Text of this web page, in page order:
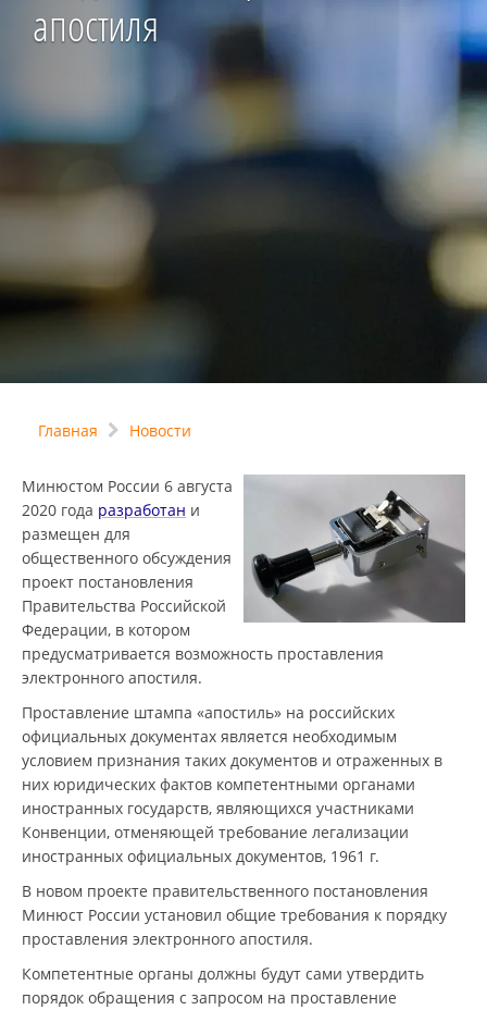
апостиля
Главная Новости
Минюстом России 6 августа
2020 года разработан и
размещен для
общественного обсуждения
проект постановления
Правительства Российской
Федерации, в котором
предусматривается возможность проставления
электронного апостиля.
Проставление штампа «апостиль» на российских
официальных документах является необходимым
условием признания таких документов и отраженных в
них юридических фактов компетентными органами
иностранных государств, являющихся участниками
Конвенции, отменяющей требование легализации
иностранных официальных документов, 1961 г.
В новом проекте правительственного постановления
Минюст России установил общие требования к порядку
проставления электронного апостиля.
Компетентные органы должны будут сами утвердить
порядок обращения с запросом на проставление